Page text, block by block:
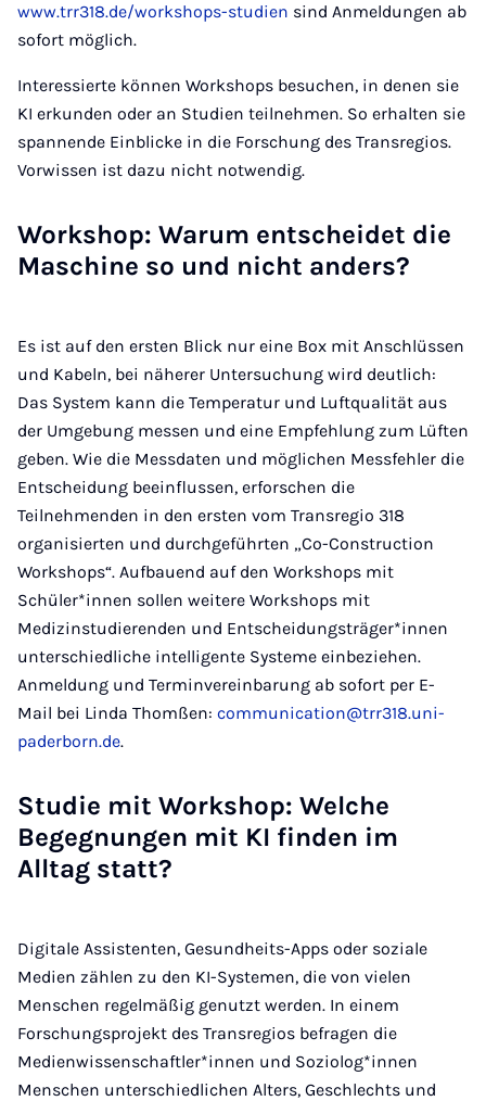
www.trr318.de/workshops-studien sind Anmeldungen ab
sofort möglich.
Interessierte können Workshops besuchen, in denen sie
KI erkunden oder an Studien teilnehmen. So erhalten sie
spannende Einblicke in die Forschung des Transregios.
Vorwissen ist dazu nicht notwendig.
Workshop: Warum entscheidet die
Maschine so und nicht anders?
Es ist auf den ersten Blick nur eine Box mit Anschlüssen
und Kabeln, bei näherer Untersuchung wird deutlich:
Das System kann die Temperatur und Luftqualität aus
der Umgebung messen und eine Empfehlung zum Lüften
geben. Wie die Messdaten und möglichen Messfehler die
Entscheidung beeinflussen, erforschen die
Teilnehmenden in den ersten vom Transregio 318
organisierten und durchgeführten „Co-Construction
Workshops“. Aufbauend auf den Workshops mit
Schüler*innen sollen weitere Workshops mit
Medizinstudierenden und Entscheidungsträger*innen
unterschiedliche intelligente Systeme einbeziehen.
Anmeldung und Terminvereinbarung ab sofort per E-
Mail bei Linda Thomßen: communication@trr318.uni-
paderborn.de.
Studie mit Workshop: Welche
Begegnungen mit KI finden im
Alltag statt?
Digitale Assistenten, Gesundheits-Apps oder soziale
Medien zählen zu den KI-Systemen, die von vielen
Menschen regelmäßig genutzt werden. In einem
Forschungsprojekt des Transregios befragen die
Medienwissenschaftler*innen und Soziolog*innen
Menschen unterschiedlichen Alters, Geschlechts und